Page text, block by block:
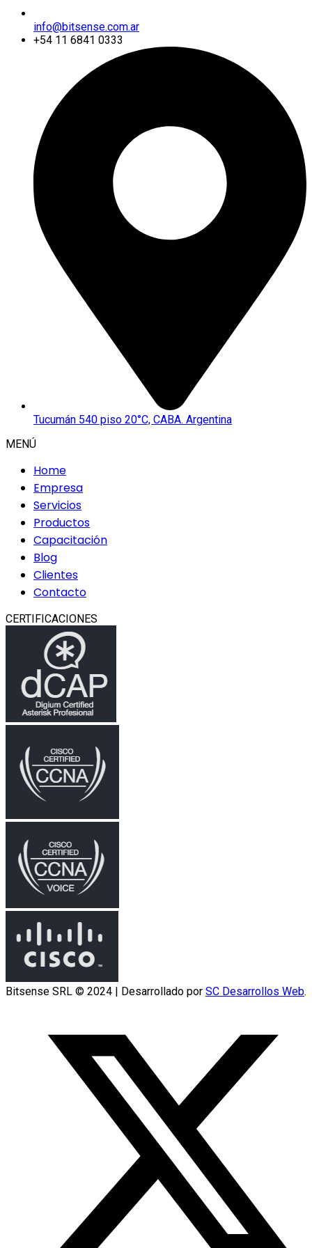
info@bitsense.com.ar
+54 11 6841 0333
Tucumán 540 piso 20°C, CABA. Argentina
MENÚ
Home
Empresa
Servicios
Productos
Capacitación
Blog
Clientes
Contacto
CERTIFICACIONES
Bitsense SRL © 2024 | Desarrollado por SC Desarrollos Web.